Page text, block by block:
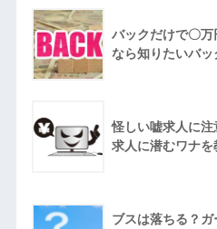
バックだけで〇
なら知りたいバッ
怪しい嘘求人に
求人に潜むワナを
ブスは落ちる？